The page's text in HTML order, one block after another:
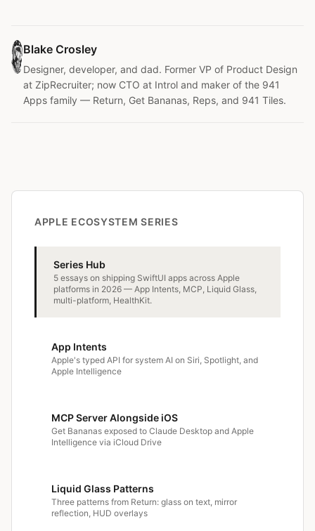
Blake Crosley
Designer, developer, and dad. Former VP of Product Design
at ZipRecruiter; now CTO at Introl and maker of the 941
Apps family — Return, Get Bananas, Reps, and 941 Tiles.
APPLE ECOSYSTEM SERIES
Series Hub
5 essays on shipping SwiftUI apps across Apple
platforms in 2026 — App Intents, MCP, Liquid Glass,
multi-platform, HealthKit.
App Intents
Apple's typed API for system AI on Siri, Spotlight, and
Apple Intelligence
MCP Server Alongside iOS
Get Bananas exposed to Claude Desktop and Apple
Intelligence via iCloud Drive
Liquid Glass Patterns
Three patterns from Return: glass on text, mirror
reflection, HUD overlays